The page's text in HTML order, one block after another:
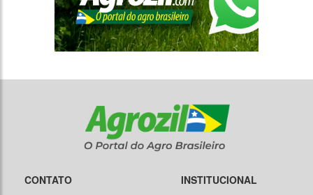
CONTATO
INSTITUCIONAL